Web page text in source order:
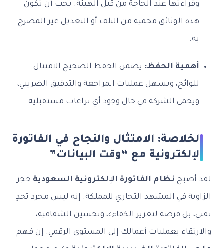
وقراءتها عند الحاجة من قبل الهيئة. يجب أن تكون
هذه الوثائق محمية من التلف أو التعديل غير المصرح
به.
أهمية الحفظ: يضمن الحفظ الصحيح الامتثال
للوائح، ويسهل عمليات المراجعة والتدقيق الضريبي،
ويحمي الشركة في حال وجود أي نزاعات مستقبلية.
الخلاصة: الامتثال والنجاح في الفاتورة
الإلكترونية مع “وقت البيانات”
لقد أصبح نظام الفاتورة الإلكترونية السعودية حجر
الزاوية في المشهد التجاري للمملكة. إنه ليس مجرد تحدٍ
تقني، بل فرصة لتعزيز الكفاءة، وتحسين الشفافية،
والارتقاء بعمليات أعمالك إلى المستوى الرقمي. إن فهم